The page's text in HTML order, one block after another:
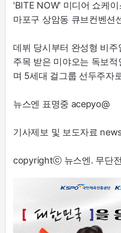
'BITE NOW' 미디어 쇼케
마포구 상암동 큐브컨벤션
데뷔 당시부터 완성형 비
주목 받은 미야오는 독보
며 5세대 걸그룹 선두주자
뉴스엔 표명중 acepyo@
기사제보 및 보도자료
copyrightⓒ 뉴스엔. 무단